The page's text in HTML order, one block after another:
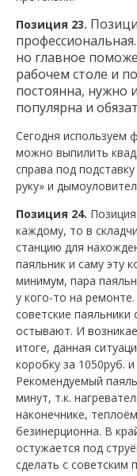
Позиция 23.
профессиональная.
но главное
рабочем столе и
постоянна, нужно
популярна и
Сегодня используем
можно выпилить
справа под
руку» и
Позиция 24.
каждому, то в
станцию для
паяльник и саму эту
минимум, пара
у кого-то на
советские
остывают. И
итоге, данная
коробку за 1050руб.
Рекомендуемый
минут, т.к.
наконечнике,
безинерционна. В
остужается под
сделать с советским